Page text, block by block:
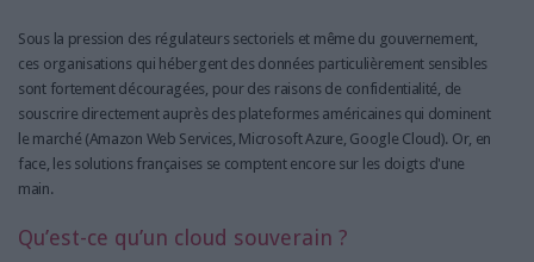
Sous la pression des régulateurs sectoriels et même du gouvernement,
ces organisations qui hébergent des données particulièrement sensibles
sont fortement découragées, pour des raisons de confidentialité, de
souscrire directement auprès des plateformes américaines qui dominent
le marché (Amazon Web Services, Microsoft Azure, Google Cloud). Or, en
face, les solutions françaises se comptent encore sur les doigts d'une
main.
Qu’est-ce qu’un cloud souverain ?